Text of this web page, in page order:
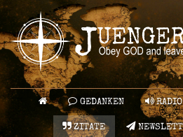
GEDANKEN RADIO
ZITATE